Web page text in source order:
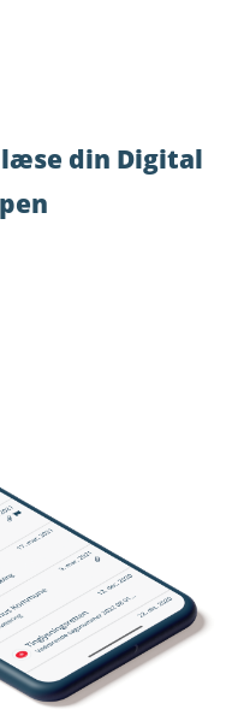
din Digital